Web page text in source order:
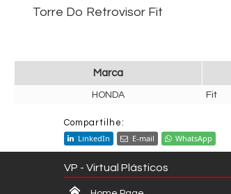
Torre Do Retrovisor Fit
Marca
HONDA Fit
Compartilhe:
LinkedIn E-mail WhatsApp
VP - Virtual Plásticos